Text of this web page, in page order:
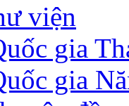
viện
gia
gia